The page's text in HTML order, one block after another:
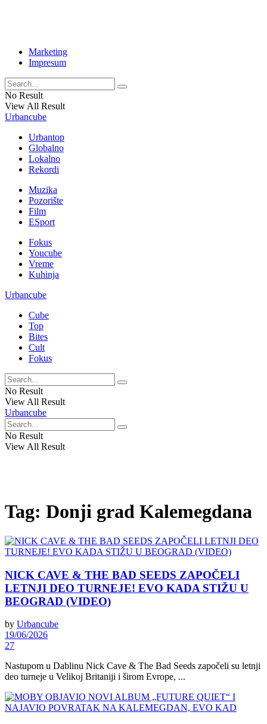
Marketing
Impresum
No Result
View All Result
Urbancube
Urbantop
Globalno
Lokalno
Rekordi
Muzika
Pozorište
Film
ESport
Fokus
Youcube
Vreme
Kuhinja
Urbancube
Cube
Top
Bites
Cult
Fokus
No Result
View All Result
Urbancube
No Result
View All Result
Tag: Donji grad Kalemegdana
NICK CAVE & THE BAD SEEDS ZAPOČELI
LETNJI DEO TURNEJE! EVO KADA STIŽU U
BEOGRAD (VIDEO)
by Urbancube
19/06/2026
27
Nastupom u Dablinu Nick Cave & The Bad Seeds započeli su letnji
deo turneje u Velikoj Britaniji i širom Evrope, ...